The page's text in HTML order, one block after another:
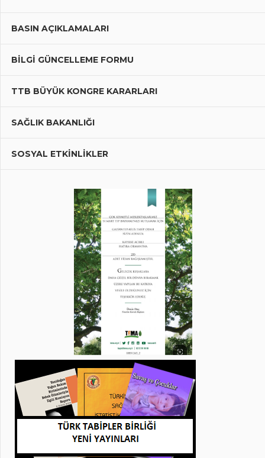
BASIN AÇIKLAMALARI
BILGI GÜNCELLEME FORMU
TTB BÜYÜK KONGRE KARARLARI
SAĞLIK BAKANLIĞI
SOSYAL ETKİNLİKLER